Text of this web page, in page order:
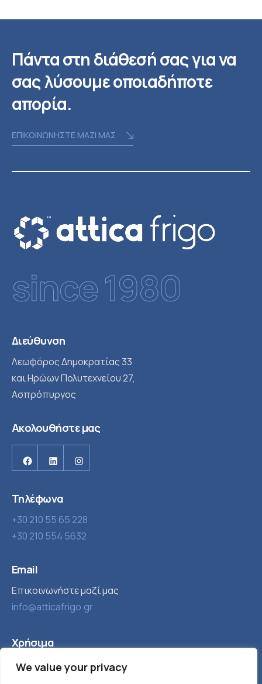
We value your privacy
Πάντα στη διάθεσή σας για να
σας λύσουμε οποιαδήποτε
απορία.
ΕΠΙΚΟΙΝΩΝΗΣΤΕ ΜΑΖΙ ΜΑΣ
since 1980
Διεύθυνση
Λεωφόρος Δημοκρατίας 33
και Ηρώων Πολυτεχνείου 27,
Ασπρόπυργος
Ακολουθήστε μας
FacebookLinkedinInstagram
Τηλέφωνα
+30 210 55 65 228
+30 210 554 5632
Email
Επικοινωνήστε μαζί μας
info@atticafrigo.gr
Χρήσιμα
Εταιρία